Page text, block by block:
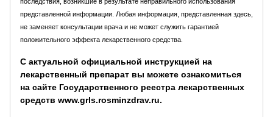
представленной информации. Любая информация, представленная здесь,
не заменяет консультации врача и не может служить гарантией
положительного эффекта лекарственного средства.
С актуальной официальной инструкцией на
лекарственный препарат вы можете ознакомиться
на сайте Государственного реестра лекарственных
средств www.grls.rosminzdrav.ru.